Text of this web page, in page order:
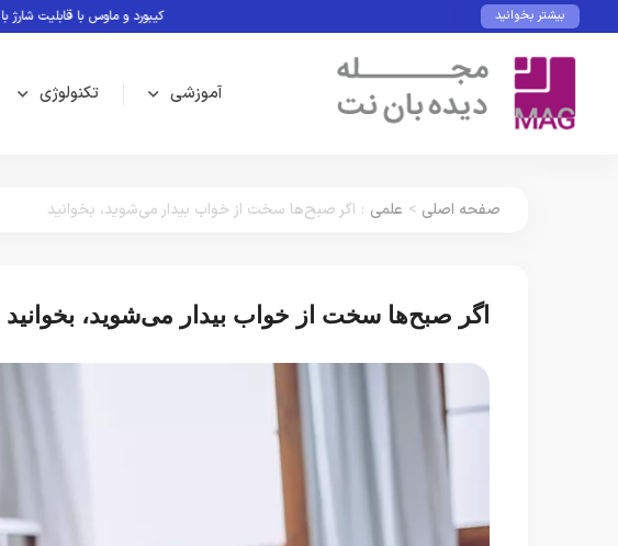
بیشتر بخوانید کیبورد و ماوس با قابلیت شارژ با نور محیط
آموزشی تکنولوژی
صفحه اصلی > علمی : اگر صبح‌ها سخت از خواب بیدار می‌شوید، بخوانید
اگر صبح‌ها سخت از خواب بیدار می‌شوید، بخوانید